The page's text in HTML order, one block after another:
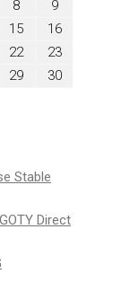
2025
2025
8noviembre
8,
2025
9noviembre
9,
2025
15noviembre
2025
16noviembre
2025
22noviembre
2025
23noviembre
23,
2025
29noviembre
30noviembre
Stable
Direct